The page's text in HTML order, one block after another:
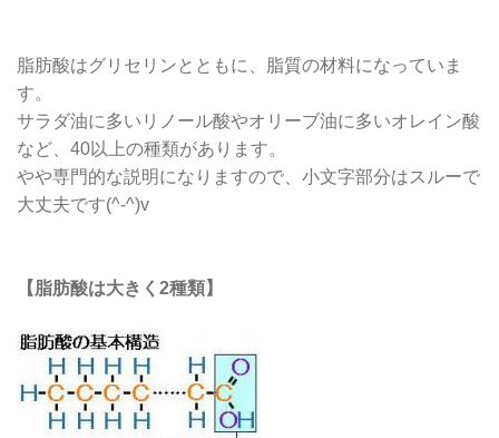
脂肪酸はグリセリンとともに、脂質の材料になっていま
す。
サラダ油に多いリノール酸やオリーブ油に多いオレイン酸
など、40以上の種類があります。
やや専門的な説明になりますので、小文字部分はスルーで
大丈夫です(^-^)v
【脂肪酸は大きく2種類】